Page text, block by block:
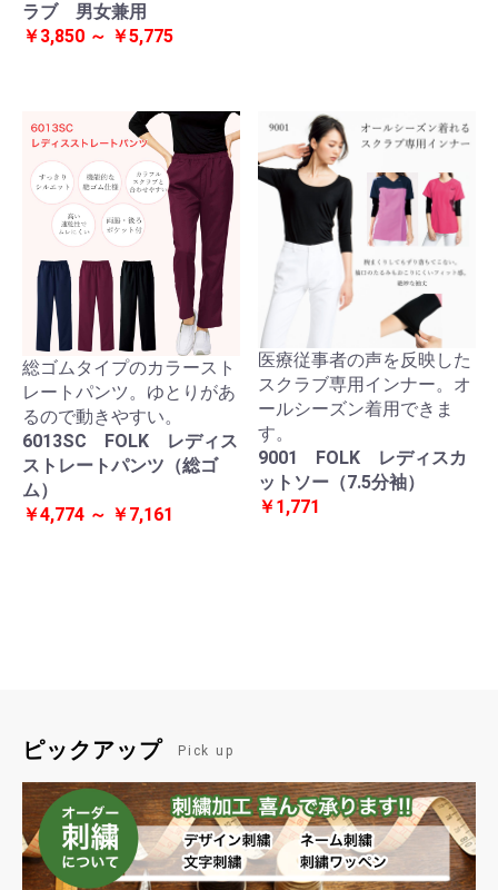
ラブ 男女兼用
￥3,850 ～ ￥5,775
総ゴムタイプのカラースト
レートパンツ。ゆとりがあ
るので動きやすい。
6013SC FOLK レディス
ストレートパンツ（総ゴ
ム）
￥4,774 ～ ￥7,161
医療従事者の声を反映した
スクラブ専用インナー。オ
ールシーズン着用できま
す。
9001 FOLK レディスカ
ットソー（7.5分袖）
￥1,771
ピックアップ Pick up